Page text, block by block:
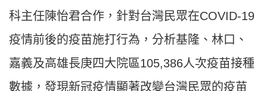
科主任陳怡君合作，針對台灣民眾在COVID-19
疫情前後的疫苗施打行為，分析基隆、林口、
嘉義及高雄長庚四大院區105,386人次疫苗接種
數據，發現新冠疫情顯著改變台灣民眾的疫苗